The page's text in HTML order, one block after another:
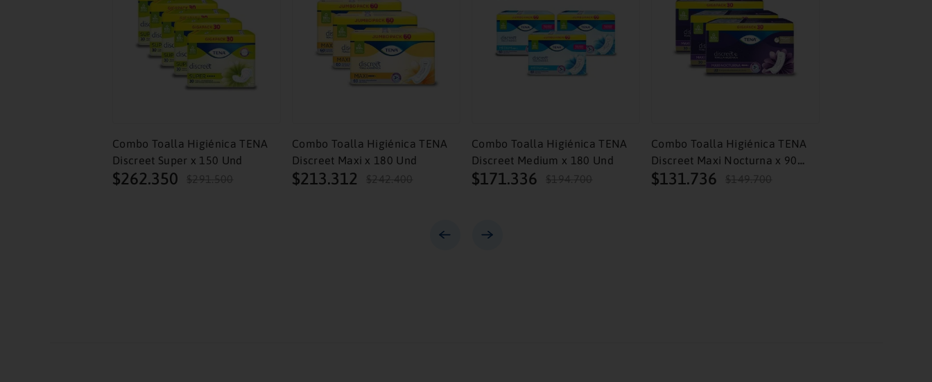
Combo Toalla Higiénica TENA
Discreet Super x 150 Und
$262.350
Combo Toalla Higiénica TENA
Discreet Maxi x 180 Und
$213.312
Combo Toalla Higiénica TENA
Discreet Medium x 180 Und
$171.336
Combo Toalla Higiénica TENA
Discreet Maxi Nocturna x 90
Und
$131.736